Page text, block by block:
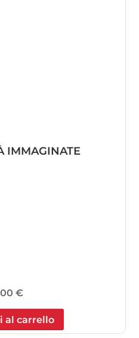
IMMAGINATE
€
al carrello